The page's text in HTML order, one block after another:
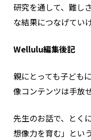
研究を通して、難し
な結果につなげてい
Wellulu編集後記
親にとっても子ども
像コンテンツは手放
先生のお話で、とく
想像力を育む」とい